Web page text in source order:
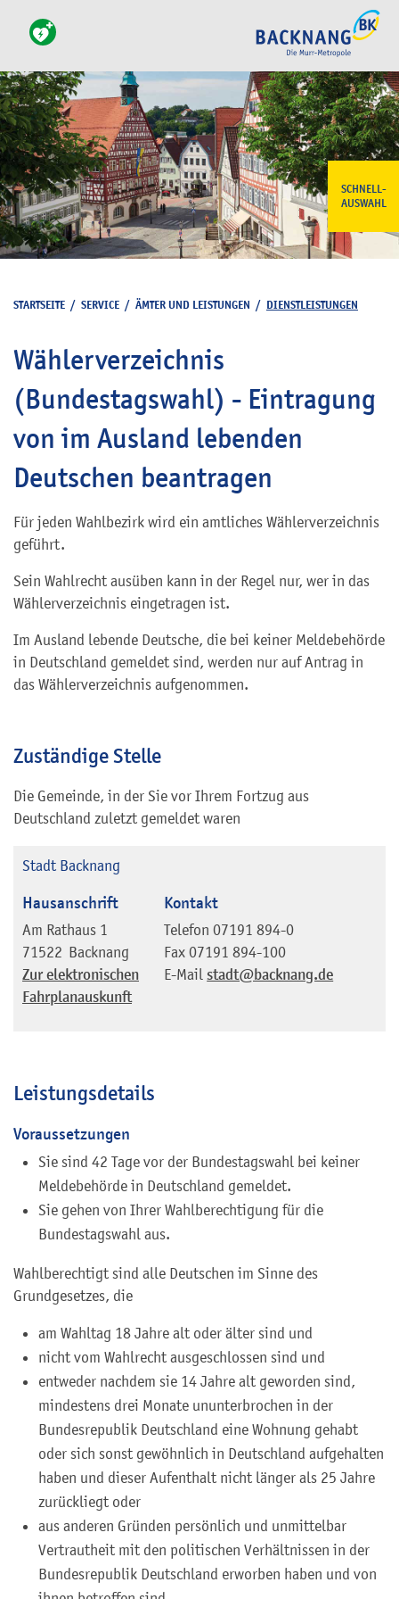
SCHNELL-
AUSWAHL
STARTSEITE / SERVICE / ÄMTER UND LEISTUNGEN / DIENSTLEISTUNGEN
Wählerverzeichnis
(Bundestagswahl) - Eintragung
von im Ausland lebenden
Deutschen beantragen
Für jeden Wahlbezirk wird ein amtliches Wählerverzeichnis
geführt.
Sein Wahlrecht ausüben kann in der Regel nur, wer in das
Wählerverzeichnis eingetragen ist.
Im Ausland lebende Deutsche, die bei keiner Meldebehörde
in Deutschland gemeldet sind, werden nur auf Antrag in
das Wählerverzeichnis aufgenommen.
Zuständige Stelle
Die Gemeinde, in der Sie vor Ihrem Fortzug aus
Deutschland zuletzt gemeldet waren
Stadt Backnang
Hausanschrift
Am Rathaus 1
71522 Backnang
Zur elektronischen
Fahrplanauskunft
Kontakt
Telefon 07191 894-0
Fax 07191 894-100
E-Mail stadt@backnang.de
Leistungsdetails
Voraussetzungen
Sie sind 42 Tage vor der Bundestagswahl bei keiner
Meldebehörde in Deutschland gemeldet.
Sie gehen von Ihrer Wahlberechtigung für die
Bundestagswahl aus.
Wahlberechtigt sind alle Deutschen im Sinne des
Grundgesetzes, die
am Wahltag 18 Jahre alt oder älter sind und
nicht vom Wahlrecht ausgeschlossen sind und
entweder nachdem sie 14 Jahre alt geworden sind,
mindestens drei Monate ununterbrochen in der
Bundesrepublik Deutschland eine Wohnung gehabt
oder sich sonst gewöhnlich in Deutschland aufgehalten
haben und dieser Aufenthalt nicht länger als 25 Jahre
zurückliegt oder
aus anderen Gründen persönlich und unmittelbar
Vertrautheit mit den politischen Verhältnissen in der
Bundesrepublik Deutschland erworben haben und von